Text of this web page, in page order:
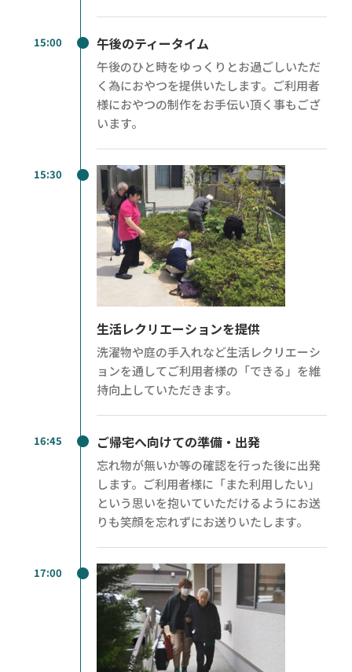
15:00 午後のティータイム
午後のひと時をゆっくりとお過ごしいただ
く為におやつを提供いたします。ご利用者
様におやつの制作をお手伝い頂く事もござ
います。
15:30
生活レクリエーションを提供
洗濯物や庭の手入れなど生活レクリエーシ
ョンを通してご利用者様の「できる」を維
持向上していただきます。
16:45 ご帰宅へ向けての準備・出発
忘れ物が無いか等の確認を行った後に出発
します。ご利用者様に「また利用したい」
という思いを抱いていただけるようにお送
りも笑顔を忘れずにお送りいたします。
17:00